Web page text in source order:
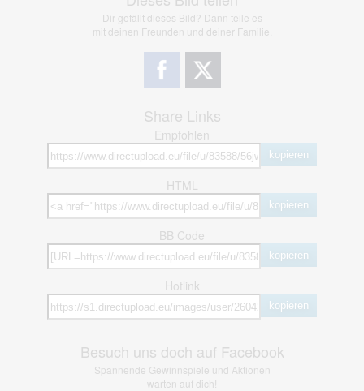
Dir gefällt dieses Bild? Dann teile es
mit deinen Freunden und deiner Familie.
Share Links
Empfohlen
kopieren
HTML
kopieren
BB Code
kopieren
Hotlink
kopieren
Besuch uns doch auf Facebook
Spannende Gewinnspiele und Aktionen
warten auf dich!